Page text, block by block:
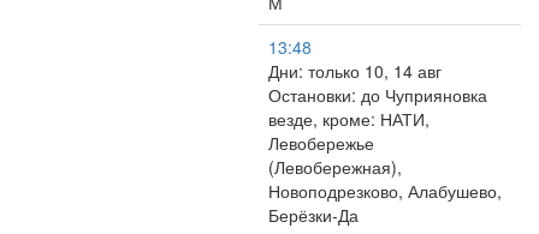
13:48
Дни: только 10, 14 авг
Остановки: до Чуприяновка
везде, кроме: НАТИ,
Левобережье
(Левобережная),
Новоподрезково, Алабушево,
Берёзки-Да